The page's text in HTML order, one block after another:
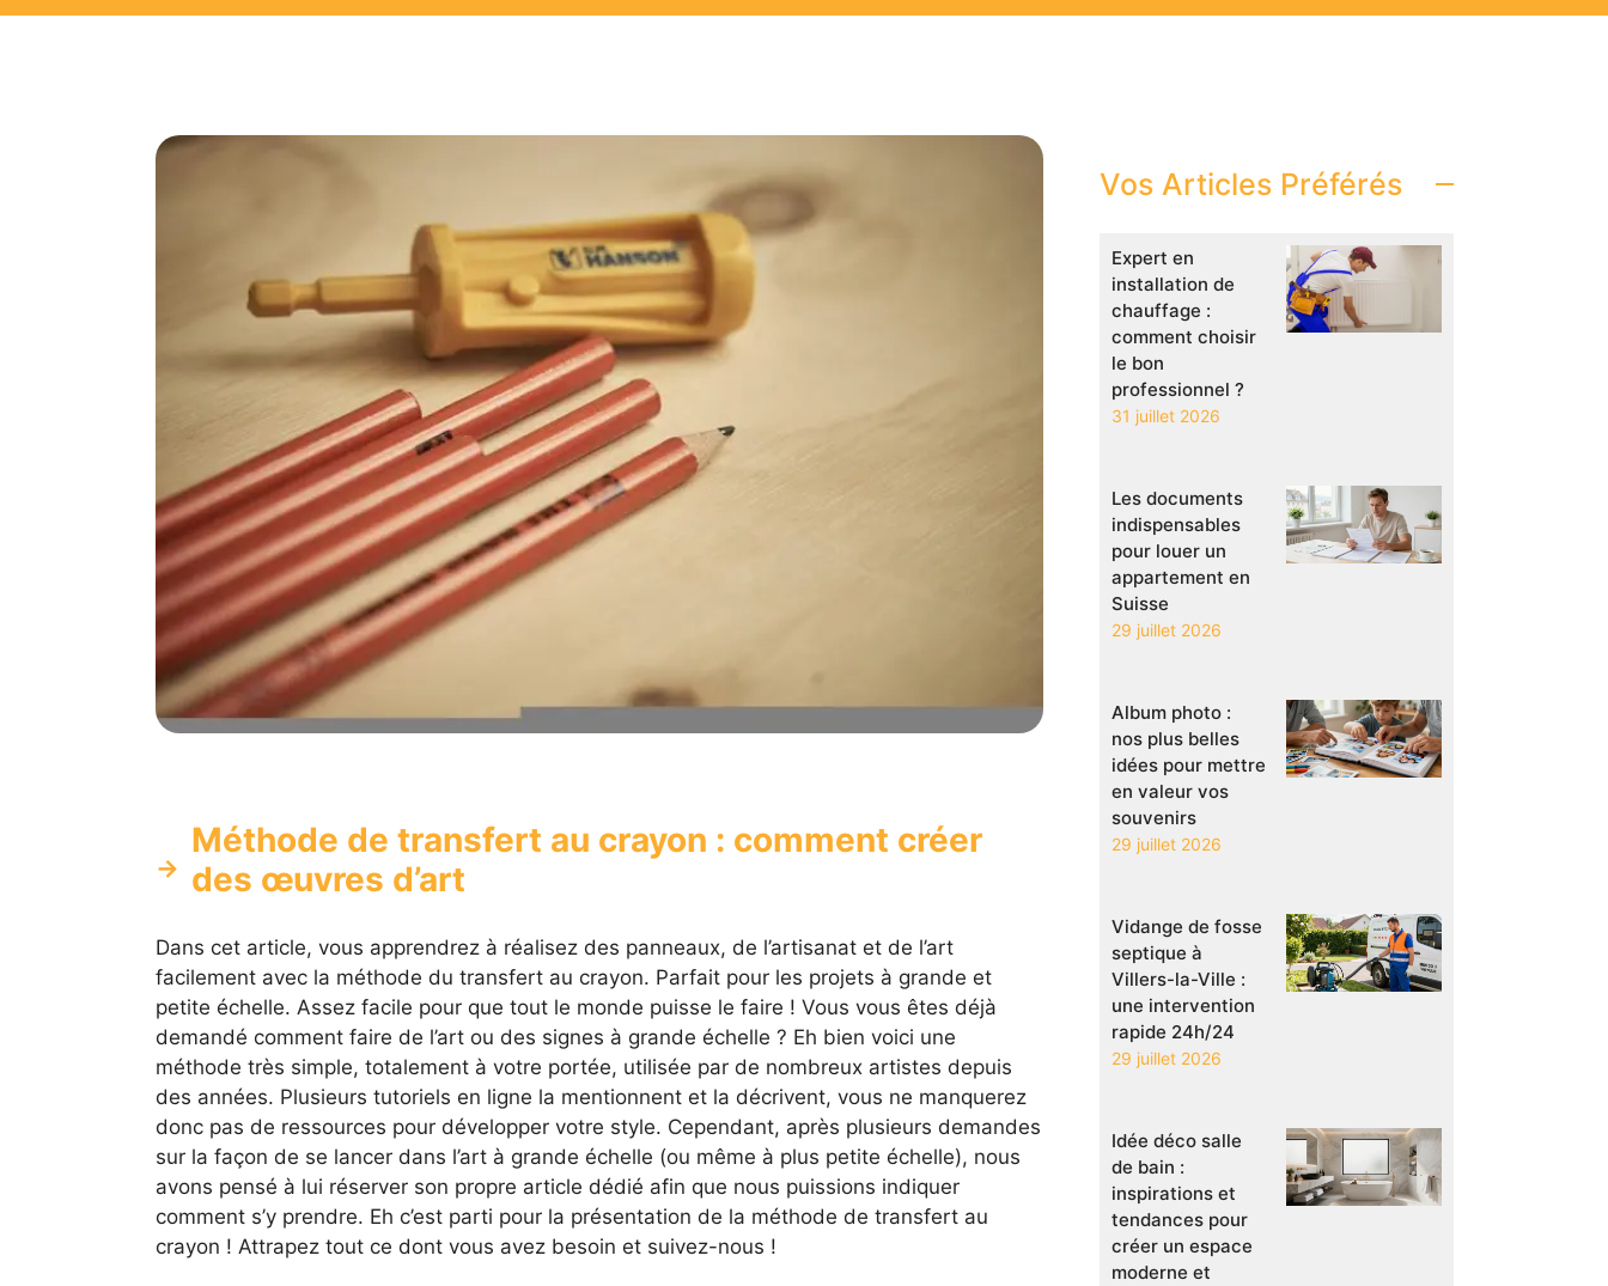
Méthode de transfert au crayon : comment créer
des œuvres d’art
Dans cet article, vous apprendrez à réalisez des panneaux, de l’artisanat et de l’art
facilement avec la méthode du transfert au crayon. Parfait pour les projets à grande et
petite échelle. Assez facile pour que tout le monde puisse le faire ! Vous vous êtes déjà
demandé comment faire de l’art ou des signes à grande échelle ? Eh bien voici une
méthode très simple, totalement à votre portée, utilisée par de nombreux artistes depuis
des années. Plusieurs tutoriels en ligne la mentionnent et la décrivent, vous ne manquerez
donc pas de ressources pour développer votre style. Cependant, après plusieurs demandes
sur la façon de se lancer dans l’art à grande échelle (ou même à plus petite échelle), nous
avons pensé à lui réserver son propre article dédié afin que nous puissions indiquer
comment s’y prendre. Eh c’est parti pour la présentation de la méthode de transfert au
crayon ! Attrapez tout ce dont vous avez besoin et suivez-nous !
Vos Articles Préférés
Expert en
installation de
chauffage :
comment choisir
le bon
professionnel ?
31 juillet 2026
Les documents
indispensables
pour louer un
appartement en
Suisse
29 juillet 2026
Album photo :
nos plus belles
idées pour mettre
en valeur vos
souvenirs
29 juillet 2026
Vidange de fosse
septique à
Villers-la-Ville :
une intervention
rapide 24h/24
29 juillet 2026
Idée déco salle
de bain :
inspirations et
tendances pour
créer un espace
moderne et